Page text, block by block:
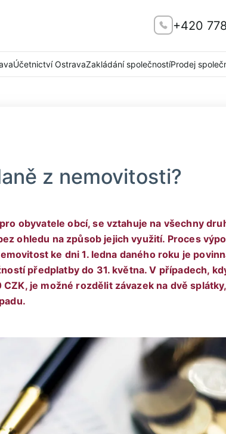
+420
Účetnictví OstravaZakládání společnostíProdej
z nemovitosti?
obyvatele obcí, se vztahuje na všechny
ohledu na způsob jejich využití. Proces
ke dni 1. ledna daného roku je
předplatby do 31. května. V případech,
je možné rozdělit závazek na dvě